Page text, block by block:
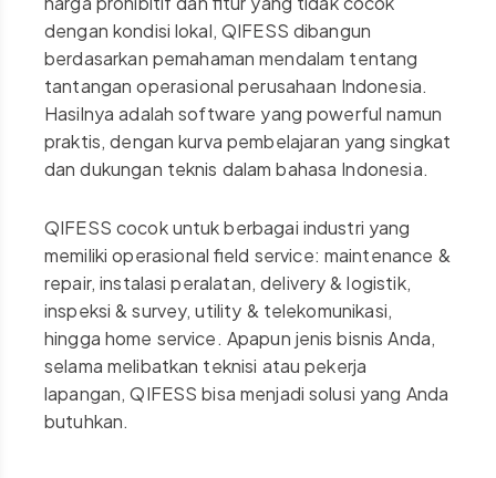
dengan kondisi lokal, QIFESS dibangun
berdasarkan pemahaman mendalam tentang
tantangan operasional perusahaan Indonesia.
Hasilnya adalah software yang powerful namun
praktis, dengan kurva pembelajaran yang singkat
dan dukungan teknis dalam bahasa Indonesia.
QIFESS cocok untuk berbagai industri yang
memiliki operasional field service: maintenance &
repair, instalasi peralatan, delivery & logistik,
inspeksi & survey, utility & telekomunikasi,
hingga home service. Apapun jenis bisnis Anda,
selama melibatkan teknisi atau pekerja
lapangan, QIFESS bisa menjadi solusi yang Anda
butuhkan.